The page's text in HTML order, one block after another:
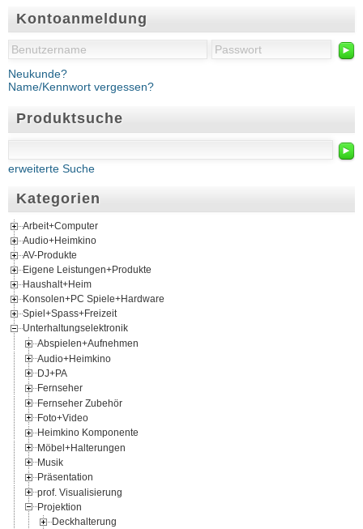
Kontoanmeldung
►
Neukunde?
Name/Kennwort vergessen?
Produktsuche
►
erweiterte Suche
Kategorien
Arbeit+Computer
Audio+Heimkino
AV-Produkte
Eigene Leistungen+Produkte
Haushalt+Heim
Konsolen+PC Spiele+Hardware
Spiel+Spass+Freizeit
Unterhaltungselektronik
Abspielen+Aufnehmen
Audio+Heimkino
DJ+PA
Fernseher
Fernseher Zubehör
Foto+Video
Heimkino Komponente
Möbel+Halterungen
Musik
Präsentation
prof. Visualisierung
Projektion
Deckhalterung